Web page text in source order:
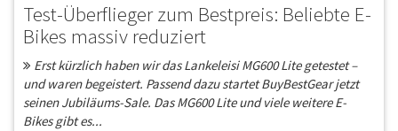
Test-Überflieger zum Bestpreis: Beliebte E-
Bikes massiv reduziert
Erst kürzlich haben wir das Lankeleisi MG600 Lite getestet –
und waren begeistert. Passend dazu startet BuyBestGear jetzt
seinen Jubiläums-Sale. Das MG600 Lite und viele weitere E-
Bikes gibt es...